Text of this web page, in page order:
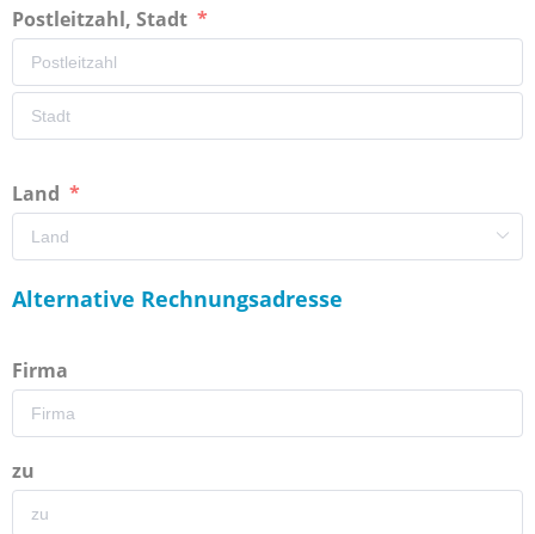
Postleitzahl, Stadt
Land
Alternative Rechnungsadresse
Firma
zu